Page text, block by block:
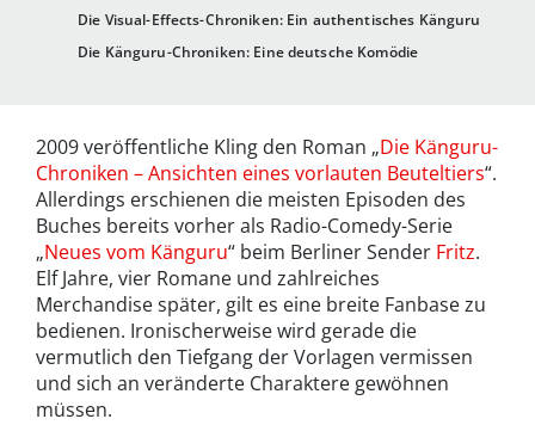
Die Visual-Effects-Chroniken: Ein authentisches Känguru
Die Känguru-Chroniken: Eine deutsche Komödie
2009 veröffentliche Kling den Roman „Die Känguru-
Chroniken – Ansichten eines vorlauten Beuteltiers“.
Allerdings erschienen die meisten Episoden des
Buches bereits vorher als Radio-Comedy-Serie
„Neues vom Känguru“ beim Berliner Sender Fritz.
Elf Jahre, vier Romane und zahlreiches
Merchandise später, gilt es eine breite Fanbase zu
bedienen. Ironischerweise wird gerade die
vermutlich den Tiefgang der Vorlagen vermissen
und sich an veränderte Charaktere gewöhnen
müssen.